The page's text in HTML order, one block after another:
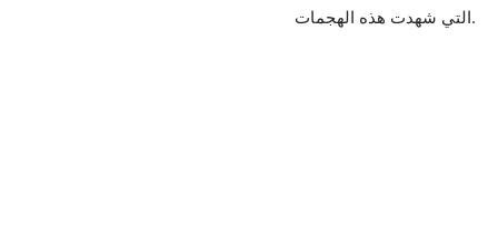
التي شهدت هذه الهجمات.